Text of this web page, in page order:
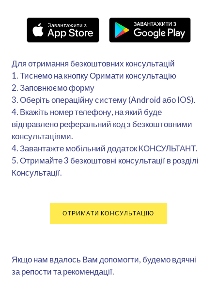
Для отримання безкоштовних консультацій
1. Тиснемо на кнопку Оримати консультацію
2. Заповнюємо форму
3. Оберіть операційну систему (Android або IOS).
4. Вкажіть номер телефону, на який буде
відправлено реферальний код з безкоштовними
консультаціями.
4. Завантажте мобільний додаток КОНСУЛЬТАНТ.
5. Отримайте 3 безкоштовні консультації в розділі
Консультації.
ОТРИМАТИ КОНСУЛЬТАЦІЮ
Якщо нам вдалось Вам допомогти, будемо вдячні
за репости та рекомендації.